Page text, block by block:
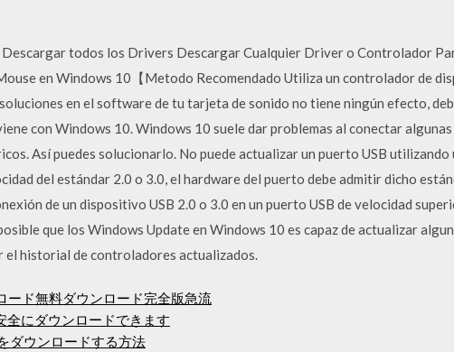
todos los Drivers Descargar Cualquier Driver o Controlador
en Windows 10【Metodo Recomendado Utiliza un controlador de
en el software de tu tarjeta de sonido no tiene ningún efecto,
con Windows 10. Windows 10 suele dar problemas al conectar
Así puedes solucionarlo. No puede actualizar un puerto USB
del estándar 2.0 o 3.0, el hardware del puerto debe admitir dicho
de un dispositivo USB 2.0 o 3.0 en un puerto USB de velocidad
que los Windows Update en Windows 10 es capaz de actualizar
el historial de controladores actualizados.
ード無料ダウンロード完全版急流
にダウンロードできます
ダウンロードする方法